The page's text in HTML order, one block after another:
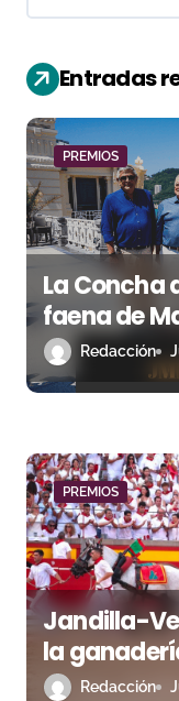
i
ó
n
d
e
e
n
t
r
a
d
a
s
Entradas
PREMIOS
La Concha
faena de
Semana
Redacción
PREMIOS
Jandilla-
la
Pamplona
Redacción